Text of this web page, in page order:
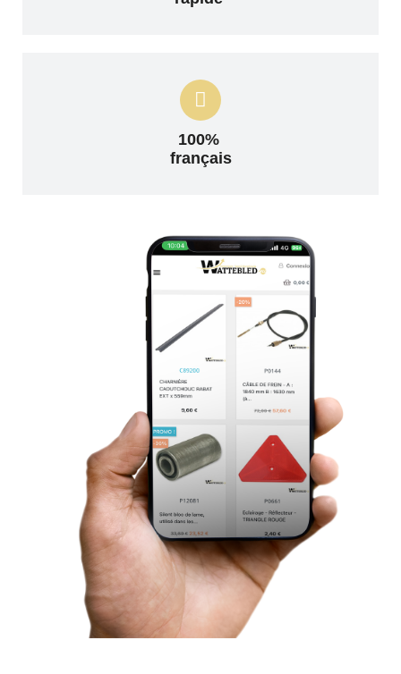
100%
français